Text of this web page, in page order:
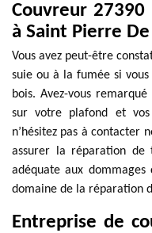
Couvreur
à Saint Pierre
Vous avez peut-être
suie ou à la fumée si
bois. Avez-vous
sur votre plafond et
n’hésitez pas à contacter
assurer la réparation de
adéquate aux
domaine de la réparation
Entreprise de